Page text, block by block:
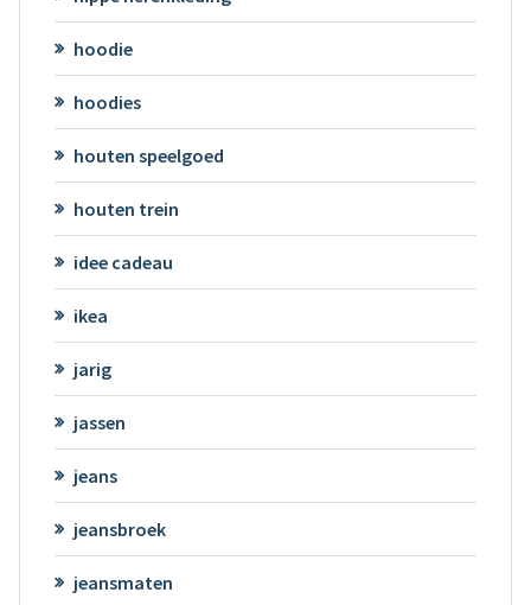
hoodie
hoodies
houten speelgoed
houten trein
idee cadeau
ikea
jarig
jassen
jeans
jeansbroek
jeansmaten